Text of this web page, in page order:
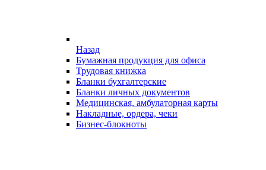
Назад
Бумажная продукция для офиса
Трудовая книжка
Бланки бухгалтерские
Бланки личных документов
Медицинская, амбулаторная карты
Накладные, ордера, чеки
Бизнес-блокноты